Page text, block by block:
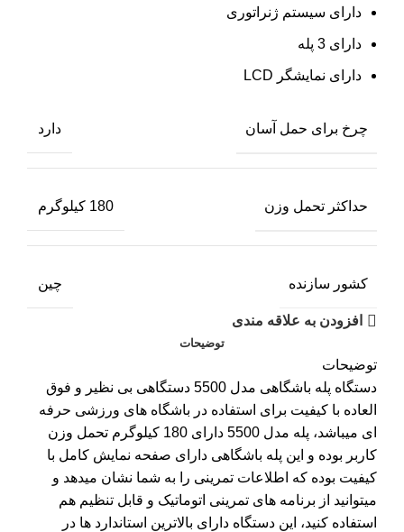
دارای سیستم ژنراتوری
دارای 3 پله
دارای نمایشگر LCD
چرخ برای حمل آسان دارد
حداکثر تحمل وزن 180 کیلوگرم
کشور سازنده چین
افزودن به علاقه مندی
توضیحات
توضیحات
دستگاه پله باشگاهی مدل 5500 دستگاهی بی نظیر و فوق
العاده با کیفیت برای استفاده در باشگاه های ورزشی حرفه
ای میباشد، پله مدل 5500 دارای 180 کیلوگرم تحمل وزن
کاربر بوده و این پله باشگاهی دارای صفحه نمایش کامل با
کیفیت بوده که اطلاعات تمرینی را به شما نشان میدهد و
میتوانید از برنامه های تمرینی اتوماتیک و قابل تنظیم هم
استفاده کنید، این دستگاه دارای بالاترین استاندارد ها در